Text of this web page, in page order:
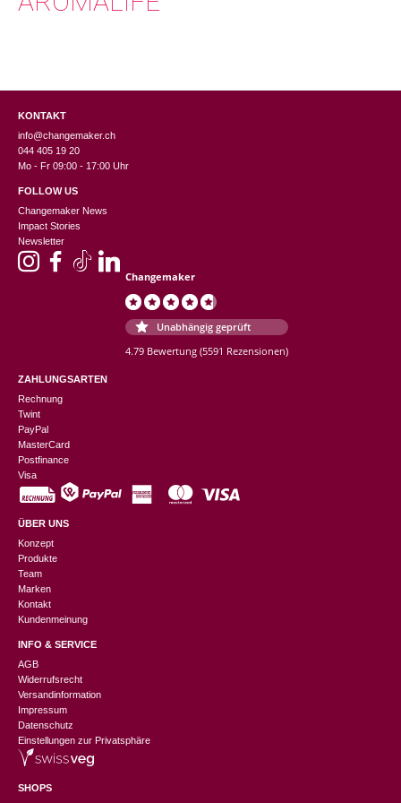
KONTAKT
info@changemaker.ch
044 405 19 20
Mo - Fr 09:00 - 17:00 Uhr
FOLLOW US
Changemaker News
Impact Stories
Newsletter
Changemaker
Unabhängig geprüft
4.79 Bewertung (5591 Rezensionen)
ZAHLUNGSARTEN
Rechnung
Twint
PayPal
MasterCard
Postfinance
Visa
ÜBER UNS
Konzept
Produkte
Team
Marken
Kontakt
Kundenmeinung
INFO & SERVICE
AGB
Widerrufsrecht
Versandinformation
Impressum
Datenschutz
Einstellungen zur Privatsphäre
SHOPS